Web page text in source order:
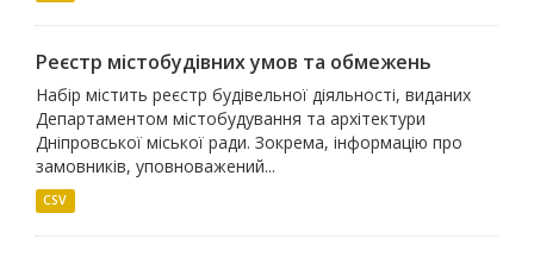
Реєстр містобудівних умов та обмежень
Набір містить реєстр будівельної діяльності, виданих
Департаментом містобудування та архітектури
Дніпровської міської ради. Зокрема, інформацію про
замовників, уповноважений...
CSV